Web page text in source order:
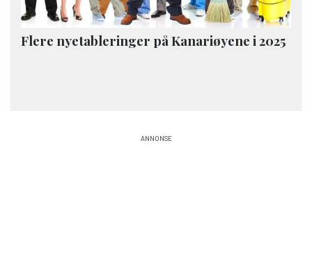
Flere nyetableringer på Kanariøyene i 2025